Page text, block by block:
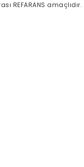
REFARANS